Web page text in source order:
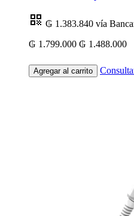
₲ 1.383.840 vía
₲ 1.799.000 ₲ 1.488.000
Agregar al carrito